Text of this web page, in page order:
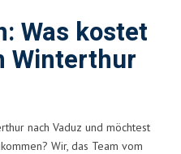
Was kostet
Winterthur
nach Vaduz und möchtest
Wir, das Team vom